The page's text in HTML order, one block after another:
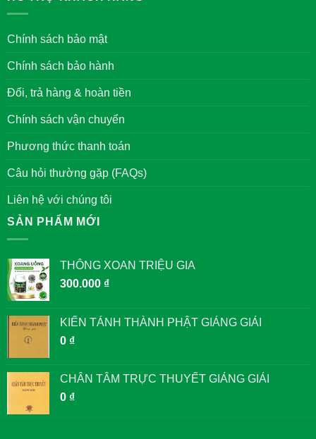
hóa
Nam
bình
VỊ
THỜ
MIẾU
GIÁM
Chính sách bảo mật
Chính sách bảo hành
Đổi, trả hàng & hoàn tiền
Chính sách vận chuyển
Phương thức thanh toán
Câu hỏi thường gặp (FAQs)
Liên hệ với chúng tôi
SẢN PHẨM MỚI
THÔNG XOAN TRIỆU GIA
300.000 ₫
KIẾN TÁNH THÀNH PHẬT GIẢNG GIẢI
0 ₫
CHÂN TÂM TRỰC THUYẾT GIẢNG GIẢI
0 ₫